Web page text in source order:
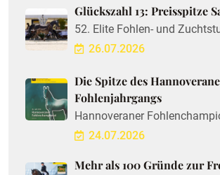
Glückszahl 13: Preisspitze
52. Elite Fohlen- und
26.07.2026
Die Spitze des
Fohlenjahrgangs
Hannoveraner
24.07.2026
Mehr als 100 Gründe zur